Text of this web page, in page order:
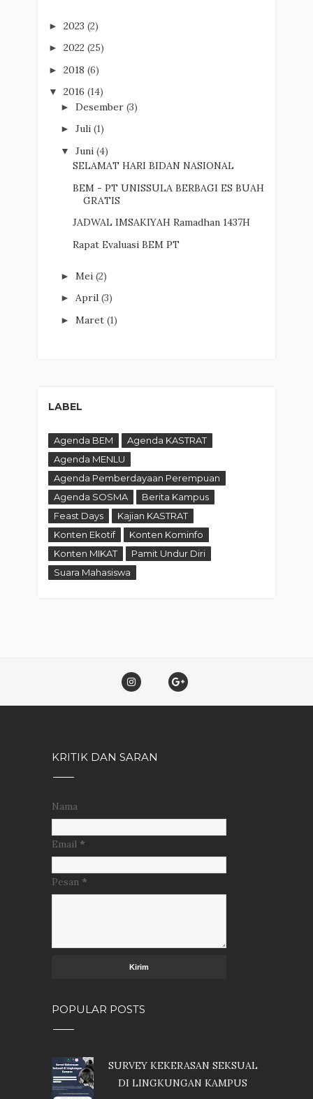
► 2023 (2)
► 2022 (25)
► 2018 (6)
▼ 2016 (14)
► Desember (3)
► Juli (1)
▼ Juni (4)
SELAMAT HARI BIDAN NASIONAL
BEM - PT UNISSULA BERBAGI ES BUAH
GRATIS
JADWAL IMSAKIYAH Ramadhan 1437H
Rapat Evaluasi BEM PT
► Mei (2)
► April (3)
► Maret (1)
LABEL
Agenda BEM
Agenda KASTRAT
Agenda MENLU
Agenda Pemberdayaan Perempuan
Agenda SOSMA
Berita Kampus
Feast Days
Kajian KASTRAT
Konten Ekotif
Konten Kominfo
Konten MIKAT
Pamit Undur Diri
Suara Mahasiswa
KRITIK DAN SARAN
Nama
Email *
Pesan *
POPULAR POSTS
SURVEY KEKERASAN SEKSUAL
DI LINGKUNGAN KAMPUS